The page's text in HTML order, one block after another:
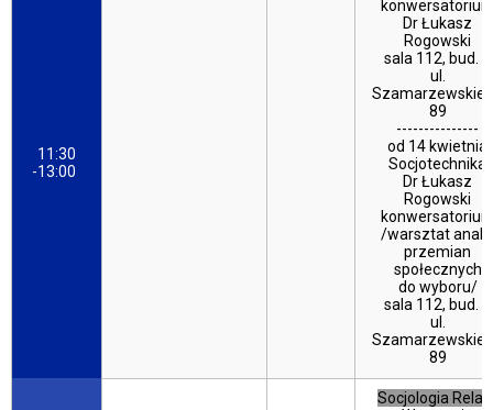
11:30
-13:00
Dr Łukasz
Rogowski
sala 112, bud. C
ul.
89
---------------
od 14 kwietnia
Socjotechnika
Dr Łukasz
Rogowski
/warsztat
przemian
społecznych
do wyboru/
sala 112, bud. C
ul.
89
Socjologia